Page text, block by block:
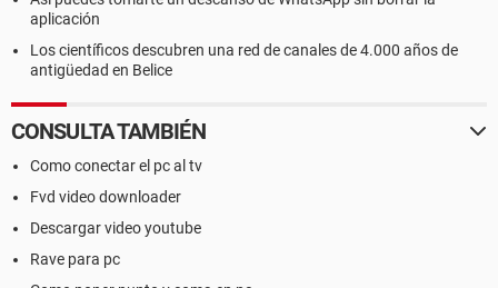
aplicación
Los científicos descubren una red de canales de 4.000 años de
antigüedad en Belice
CONSULTA TAMBIÉN
Como conectar el pc al tv
Fvd video downloader
Descargar video youtube
Rave para pc